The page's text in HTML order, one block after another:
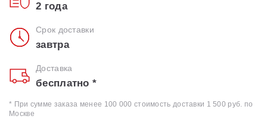
2 года
Срок доставки
завтра
Доставка
бесплатно *
* При сумме заказа менее 100 000 стоимость доставки 1 500 руб. по
Москве